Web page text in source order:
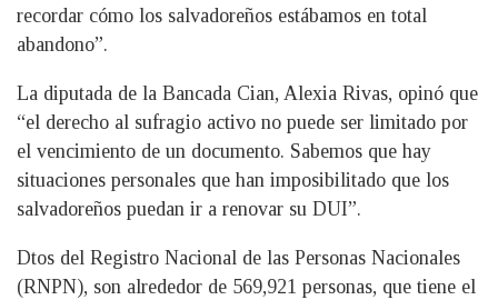
recordar cómo los salvadoreños estábamos en total
abandono”.
La diputada de la Bancada Cian, Alexia Rivas, opinó que
“el derecho al sufragio activo no puede ser limitado por
el vencimiento de un documento. Sabemos que hay
situaciones personales que han imposibilitado que los
salvadoreños puedan ir a renovar su DUI”.
Dtos del Registro Nacional de las Personas Nacionales
(RNPN), son alrededor de 569,921 personas, que tiene el